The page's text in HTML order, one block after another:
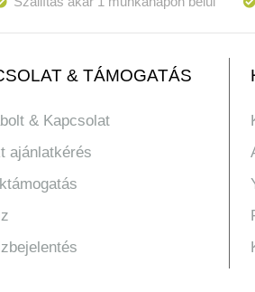
& TÁMOGATÁS
& Kapcsolat
ajánlatkérés